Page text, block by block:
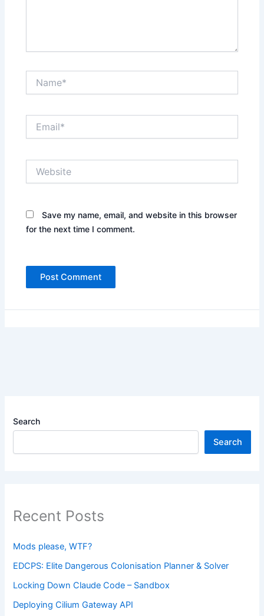
Save my name, email, and website in this browser
for the next time I comment.
Search
Search
Recent Posts
Mods please, WTF?
EDCPS: Elite Dangerous Colonisation Planner & Solver
Locking Down Claude Code – Sandbox
Deploying Cilium Gateway API